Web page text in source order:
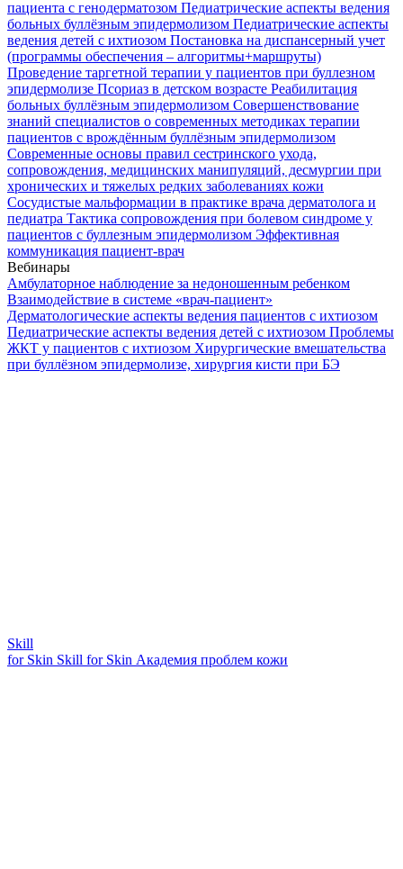
пациента с генодерматозом Педиатрические аспекты ведения
больных буллёзным эпидермолизом Педиатрические аспекты
ведения детей с ихтиозом Постановка на диспансерный учет
(программы обеспечения – алгоритмы+маршруты)
Проведение таргетной терапии у пациентов при буллезном
эпидермолизе Псориаз в детском возрасте Реабилитация
больных буллёзным эпидермолизом Совершенствование
знаний специалистов о современных методиках терапии
пациентов с врождённым буллёзным эпидермолизом
Современные основы правил сестринского ухода,
сопровождения, медицинских манипуляций, десмургии при
хронических и тяжелых редких заболеваниях кожи
Сосудистые мальформации в практике врача дерматолога и
педиатра Тактика сопровождения при болевом синдроме у
пациентов с буллезным эпидермолизом Эффективная
коммуникация пациент-врач
Вебинары
Амбулаторное наблюдение за недоношенным ребенком
Взаимодействие в системе «врач-пациент»
Дерматологические аспекты ведения пациентов с ихтиозом
Педиатрические аспекты ведения детей с ихтиозом Проблемы
ЖКТ у пациентов с ихтиозом Хирургические вмешательства
при буллёзном эпидермолизе, хирургия кисти при БЭ
Skill
for Skin Skill for Skin Академия проблем кожи